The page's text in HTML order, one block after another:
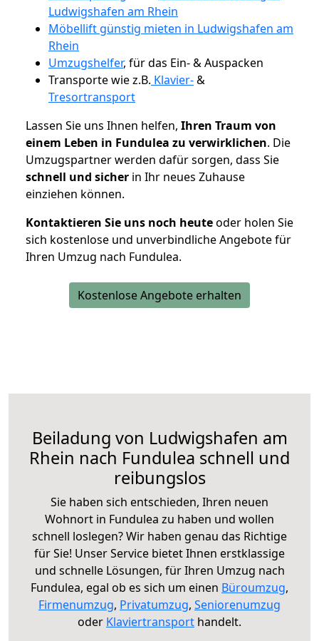
Ludwigshafen am Rhein
Möbellift günstig mieten in Ludwigshafen am
Rhein
Umzugshelfer, für das Ein- & Auspacken
Transporte wie z.B. Klavier-&
Tresortransport
Lassen Sie uns Ihnen helfen, Ihren Traum von
einem Leben in Fundulea zu verwirklichen. Die
Umzugspartner werden dafür sorgen, dass Sie
schnell und sicher in Ihr neues Zuhause
einziehen können.
Kontaktieren Sie uns noch heuteoder holen Sie
sich kostenlose und unverbindliche Angebote für
Ihren Umzug nach Fundulea.
Kostenlose Angebote erhalten
Beiladung von Ludwigshafen am
Rhein nach Fundulea schnell und
reibungslos
Sie haben sich entschieden, Ihren neuen
Wohnort in Fundulea zu haben und wollen
schnell loslegen? Wir haben genau das Richtige
für Sie! Unser Service bietet Ihnen erstklassige
und schnelle Lösungen, für Ihren Umzug nach
Fundulea, egal ob es sich um einen Büroumzug,
Firmenumzug, Privatumzug, Seniorenumzug
oder Klaviertransport handelt.